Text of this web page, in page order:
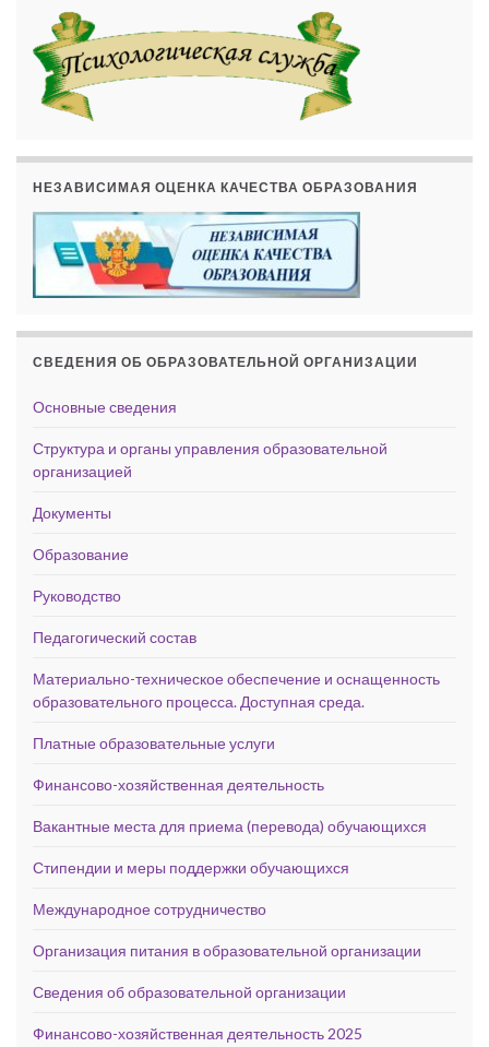
НЕЗАВИСИМАЯ ОЦЕНКА КАЧЕСТВА ОБРАЗОВАНИЯ
СВЕДЕНИЯ ОБ ОБРАЗОВАТЕЛЬНОЙ ОРГАНИЗАЦИИ
Основные сведения
Структура и органы управления образовательной
организацией
Документы
Образование
Руководство
Педагогический состав
Материально-техническое обеспечение и оснащенность
образовательного процесса. Доступная среда.
Платные образовательные услуги
Финансово-хозяйственная деятельность
Вакантные места для приема (перевода) обучающихся
Стипендии и меры поддержки обучающихся
Международное сотрудничество
Организация питания в образовательной организации
Сведения об образовательной организации
Финансово-хозяйственная деятельность 2025